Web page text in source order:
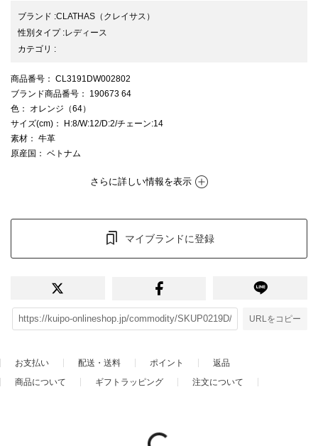
ブランド :CLATHAS （クレイサス）
性別タイプ:レディース
カテゴリ :
商品番号 ： CL3191DW002802
ブランド商品番号 ： 190673 64
色 ： オレンジ（64）
サイズ(cm) ： H:8/W:12/D:2/チェーン:14
素材 ： 牛革
原産国 ： ベトナム
さらに詳しい情報を表示
マイブランドに登録
URLをコピー
お支払い 配送・送料 ポイント
返品
商品について
ギフトラッピング 注文について